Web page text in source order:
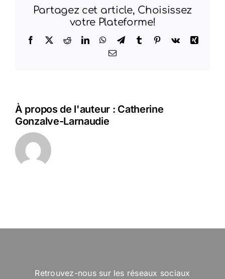
Partagez cet article, Choisissez
votre Plateforme!
Facebook
X RedditLinkedInWhatsApp
TelegramTumblr Pinterest
Vk
Xing
Email
À propos de l'auteur : Catherine
Gonzalve-Larnaudie
Retrouvez-nous sur les réseaux sociaux